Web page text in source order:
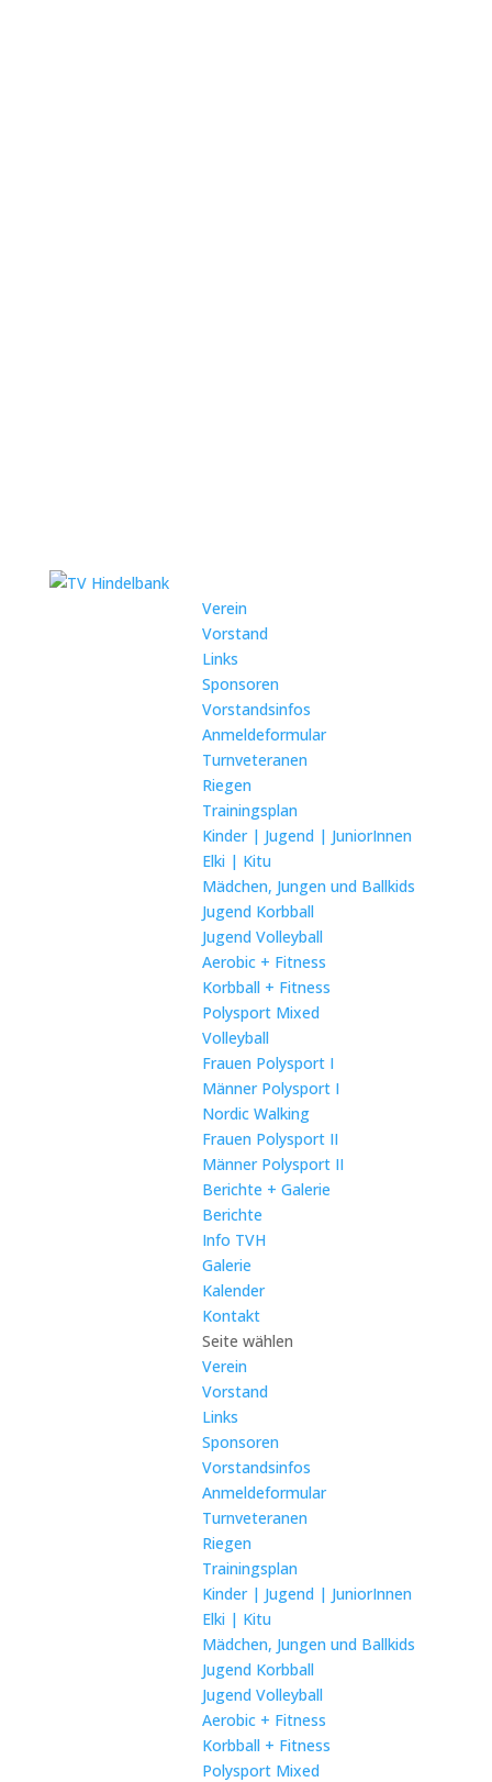
Verein
Vorstand
Links
Sponsoren
Vorstandsinfos
Anmeldeformular
Turnveteranen
Riegen
Trainingsplan
Kinder | Jugend | JuniorInnen
Elki | Kitu
Mädchen, Jungen und Ballkids
Jugend Korbball
Jugend Volleyball
Aerobic + Fitness
Korbball + Fitness
Polysport Mixed
Volleyball
Frauen Polysport I
Männer Polysport I
Nordic Walking
Frauen Polysport II
Männer Polysport II
Berichte + Galerie
Berichte
Info TVH
Galerie
Kalender
Kontakt
Seite wählen
Verein
Vorstand
Links
Sponsoren
Vorstandsinfos
Anmeldeformular
Turnveteranen
Riegen
Trainingsplan
Kinder | Jugend | JuniorInnen
Elki | Kitu
Mädchen, Jungen und Ballkids
Jugend Korbball
Jugend Volleyball
Aerobic + Fitness
Korbball + Fitness
Polysport Mixed